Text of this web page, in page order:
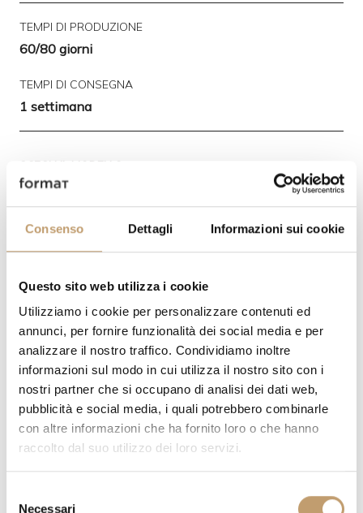
Consenso Dettagli Informazioni sui cookie
Questo sito web utilizza i cookie
Utilizziamo i cookie per personalizzare contenuti ed
annunci, per fornire funzionalità dei social media e per
analizzare il nostro traffico. Condividiamo inoltre
informazioni sul modo in cui utilizza il nostro sito con i
nostri partner che si occupano di analisi dei dati web,
pubblicità e social media, i quali potrebbero combinarle
con altre informazioni che ha fornito loro o che hanno
raccolto dal suo utilizzo dei loro servizi.
Necessari
TEMPI DI PRODUZIONE
60/80 giorni
TEMPI DI CONSEGNA
1 settimana
SCEGLI IL MODELLO :
DIMENSIONI:
QUANTITÀ PREZZO
€ 3.090,00
AGGIUNGI AL CARRELLO